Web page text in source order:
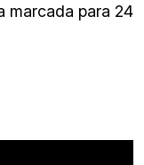
marcada para 24